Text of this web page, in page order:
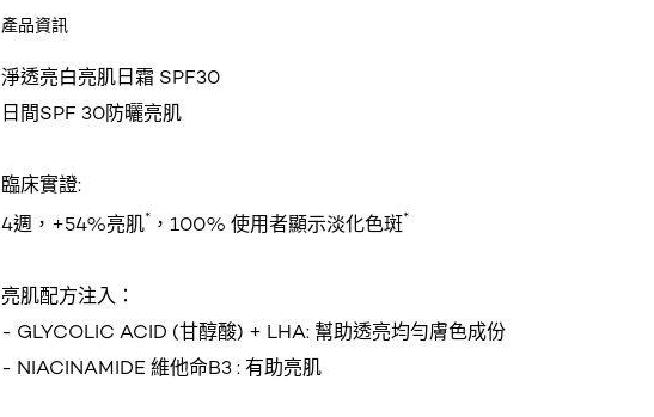
產品資訊
淨透亮白亮肌日霜 SPF30
日間SPF 30防曬亮肌
臨床實證:
4週，+54%亮肌* ，100% 使用者顯示淡化色斑*
亮肌配方注入：
- GLYCOLIC ACID (甘醇酸) + LHA: 幫助透亮均勻膚色成份
- NIACINAMIDE 維他命B3 : 有助亮肌